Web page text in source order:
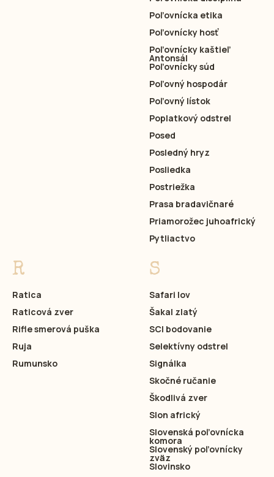
Poľovnícka etika
Poľovnícky hosť
Poľovnícky kaštieľ
Antonsál
Poľovnícky súd
Poľovný hospodár
Poľovný lístok
Poplatkový odstrel
Posed
Posledný hryz
Posliedka
Postriežka
Prasa bradavičnaré
Priamorožec juhoafrický
Pytliactvo
R
Ratica
Raticová zver
Rifle smerová puška
Ruja
Rumunsko
S
Safari lov
Šakal zlatý
SCI bodovanie
Selektívny odstrel
Signálka
Skočné ručanie
Škodlivá zver
Slon africký
Slovenská poľovnícka
komora
Slovenský poľovnícky
zväz
Slovinsko